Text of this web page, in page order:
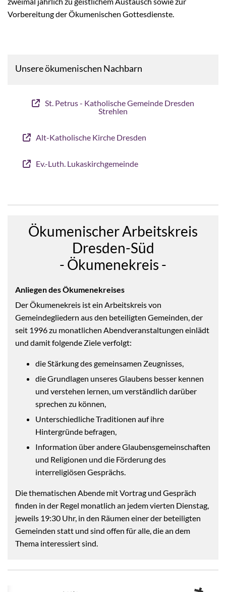
Vorbereitung der Ökumenischen Gottesdienste.
Unsere ökumenischen Nachbarn
St. Petrus - Katholische Gemeinde Dresden
Strehlen
Alt-Katholische Kirche Dresden
Ev.-Luth. Lukaskirchgemeinde
Ökumenischer Arbeitskreis
Dresden-Süd
- Ökumenekreis -
Anliegen des Ökumenekreises
Der Ökumenekreis ist ein Arbeitskreis von
Gemeindegliedern aus den beteiligten Gemeinden, der
seit 1996 zu monatlichen Abendveranstaltungen einlädt
und damit folgende Ziele verfolgt:
die Stärkung des gemeinsamen Zeugnisses,
die Grundlagen unseres Glaubens besser kennen
und verstehen lernen, um verständlich darüber
sprechen zu können,
Unterschiedliche Traditionen auf ihre
Hintergründe befragen,
Information über andere Glaubensgemeinschaften
und Religionen und die Förderung des
interreligiösen Gesprächs.
Die thematischen Abende mit Vortrag und Gespräch
finden in der Regel monatlich an jedem vierten Dienstag,
jeweils 19:30 Uhr, in den Räumen einer der beteiligten
Gemeinden statt und sind offen für alle, die an dem
Thema interessiert sind.